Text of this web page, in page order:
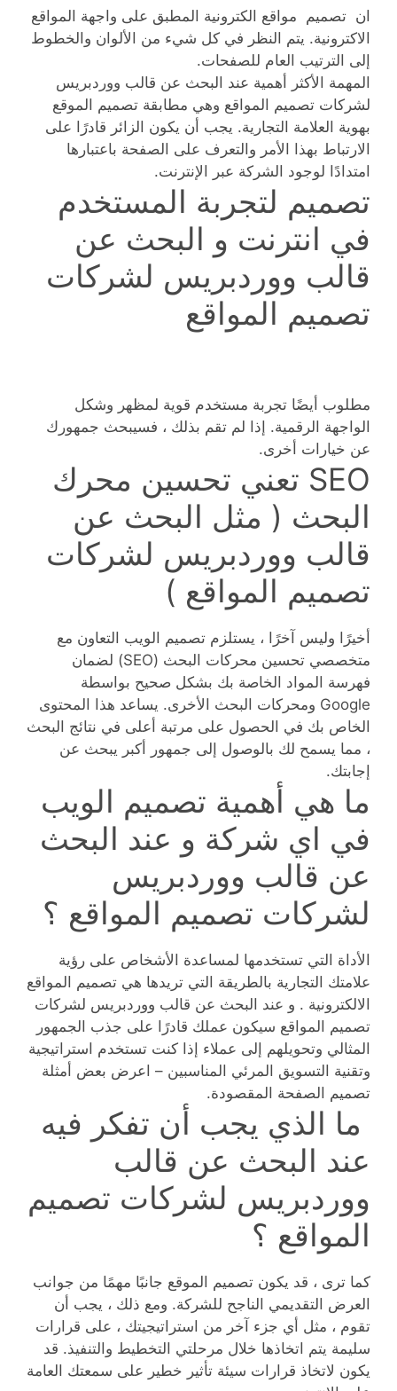
ان تصميم مواقع الكترونية المطبق على واجهة المواقع
الاكترونية. يتم النظر في كل شيء من الألوان والخطوط
إلى الترتيب العام للصفحات.
المهمة الأكثر أهمية عند البحث عن قالب ووردبريس
لشركات تصميم المواقع وهي مطابقة تصميم الموقع
بهوية العلامة التجارية. يجب أن يكون الزائر قادرًا على
الارتباط بهذا الأمر والتعرف على الصفحة باعتبارها
امتدادًا لوجود الشركة عبر الإنترنت.
تصميم لتجربة المستخدم
في انترنت و البحث عن
قالب ووردبريس لشركات
تصميم المواقع
مطلوب أيضًا تجربة مستخدم قوية لمظهر وشكل
الواجهة الرقمية. إذا لم تقم بذلك ، فسيبحث جمهورك
عن خيارات أخرى.
SEO تعني تحسين محرك
البحث ( مثل البحث عن
قالب ووردبريس لشركات
تصميم المواقع )
أخيرًا وليس آخرًا ، يستلزم تصميم الويب التعاون مع
متخصصي تحسين محركات البحث (SEO) لضمان
فهرسة المواد الخاصة بك بشكل صحيح بواسطة
Google ومحركات البحث الأخرى. يساعد هذا المحتوى
الخاص بك في الحصول على مرتبة أعلى في نتائج البحث
، مما يسمح لك بالوصول إلى جمهور أكبر يبحث عن
إجابتك.
ما هي أهمية تصميم الويب
في اي شركة و عند البحث
عن قالب ووردبريس
لشركات تصميم المواقع ؟
الأداة التي تستخدمها لمساعدة الأشخاص على رؤية
علامتك التجارية بالطريقة التي تريدها هي تصميم المواقع
الالكترونية . و عند البحث عن قالب ووردبريس لشركات
تصميم المواقع سيكون عملك قادرًا على جذب الجمهور
المثالي وتحويلهم إلى عملاء إذا كنت تستخدم استراتيجية
وتقنية التسويق المرئي المناسبين – اعرض بعض أمثلة
تصميم الصفحة المقصودة.
ما الذي يجب أن تفكر فيه
عند البحث عن قالب
ووردبريس لشركات تصميم
المواقع ؟
كما ترى ، قد يكون تصميم الموقع جانبًا مهمًا من جوانب
العرض التقديمي الناجح للشركة. ومع ذلك ، يجب أن
تقوم ، مثل أي جزء آخر من استراتيجيتك ، على قرارات
سليمة يتم اتخاذها خلال مرحلتي التخطيط والتنفيذ. قد
يكون لاتخاذ قرارات سيئة تأثير خطير على سمعتك العامة